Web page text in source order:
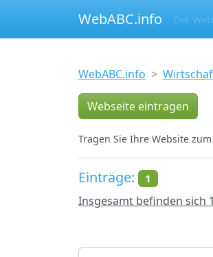
WebABC.info Der
WebABC.info
Webseite eintragen
Tragen Sie Ihre Website
Einträge: 1
Insgesamt befinden sich